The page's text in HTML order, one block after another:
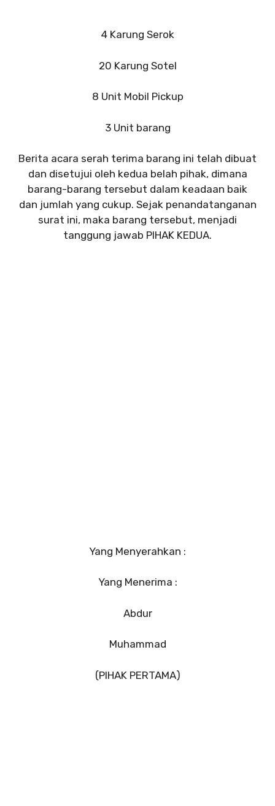
4 Karung Serok
20 Karung Sotel
8 Unit Mobil Pickup
3 Unit barang
Berita acara serah terima barang ini telah dibuat
dan disetujui oleh kedua belah pihak, dimana
barang-barang tersebut dalam keadaan baik
dan jumlah yang cukup. Sejak penandatanganan
surat ini, maka barang tersebut, menjadi
tanggung jawab PIHAK KEDUA.
Yang Menyerahkan :
Yang Menerima :
Abdur
Muhammad
(PIHAK PERTAMA)